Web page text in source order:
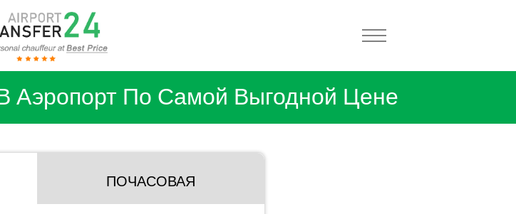
Аэропорт По Самой Выгодной Цене
ПОЧАСОВАЯ